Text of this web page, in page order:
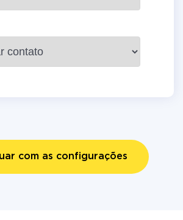
com as configurações